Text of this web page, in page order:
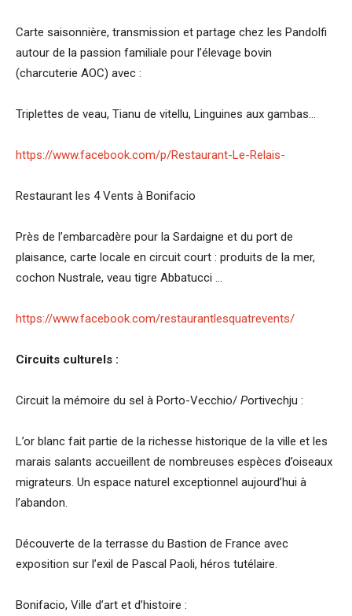
Carte saisonnière, transmission et partage chez les Pandolfi
autour de la passion familiale pour l’élevage bovin
(charcuterie AOC) avec :
Triplettes de veau, Tianu de vitellu, Linguines aux gambas…
https://www.facebook.com/p/Restaurant-Le-Relais-
Restaurant les 4 Vents à Bonifacio
Près de l’embarcadère pour la Sardaigne et du port de
plaisance, carte locale en circuit court : produits de la mer,
cochon Nustrale, veau tigre Abbatucci …
https://www.facebook.com/restaurantlesquatrevents/
Circuits culturels :
Circuit la mémoire du sel à Porto-Vecchio/ Portivechju :
L’or blanc fait partie de la richesse historique de la ville et les
marais salants accueillent de nombreuses espèces d’oiseaux
migrateurs. Un espace naturel exceptionnel aujourd’hui à
l’abandon.
Découverte de la terrasse du Bastion de France avec
exposition sur l’exil de Pascal Paoli, héros tutélaire.
Bonifacio, Ville d’art et d’histoire :